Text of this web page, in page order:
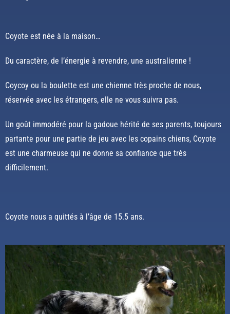
Coyote est née à la maison…
Du caractère, de l’énergie à revendre, une australienne !
Coycoy ou la boulette est une chienne très proche de nous,
réservée avec les étrangers, elle ne vous suivra pas.
Un goût immodéré pour la gadoue hérité de ses parents, toujours
partante pour une partie de jeu avec les copains chiens, Coyote
est une charmeuse qui ne donne sa confiance que très
difficilement.
Coyote nous a quittés à l’âge de 15.5 ans.